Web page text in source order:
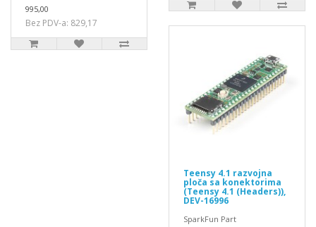
995,00
Bez PDV-a: 829,17
Teensy 4.1 razvojna
ploča sa konektorima
(Teensy 4.1 (Headers)),
DEV-16996
SparkFun Part